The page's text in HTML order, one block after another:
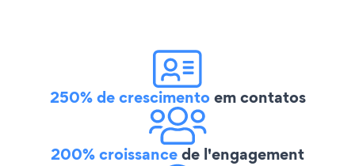
250% de crescimentoem contatos
200% croissancede l'engagement